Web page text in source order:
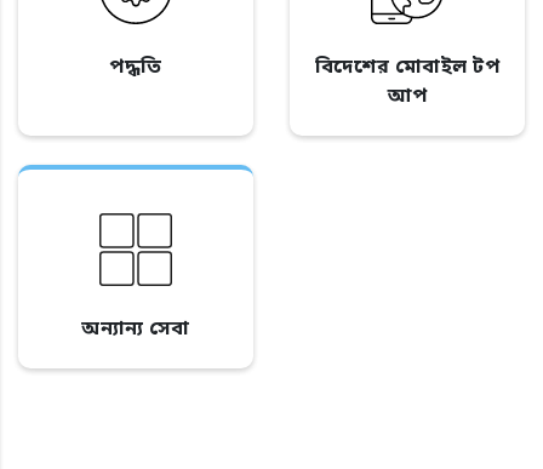
পদ্ধতি
বিদেশের মোবাইল টপ
আপ
অন্যান্য সেবা